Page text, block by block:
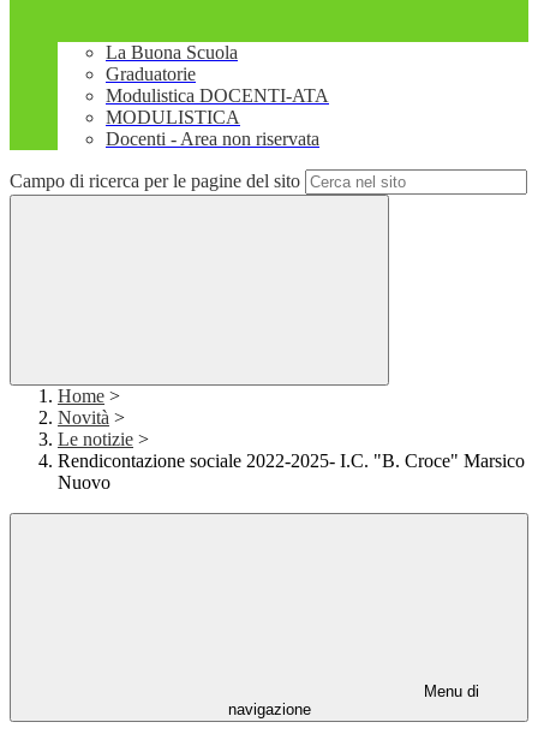
La Buona Scuola
Graduatorie
Modulistica DOCENTI-ATA
MODULISTICA
Docenti - Area non riservata
Campo di ricerca per le pagine del sito
Home >
Novità >
Le notizie >
Rendicontazione sociale 2022-2025- I.C. "B. Croce" Marsico
Nuovo
Menu di
navigazione